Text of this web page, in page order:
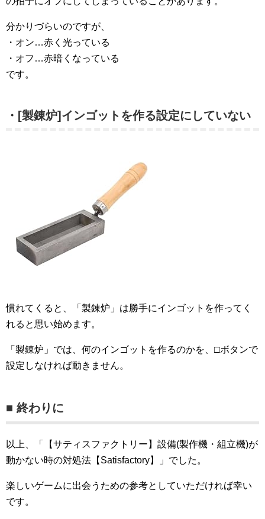
分かりづらいのですが、
・オン…赤く光っている
・オフ…赤暗くなっている
です。
・[製錬炉]インゴットを作る設定にしていない
慣れてくると、「製錬炉」は勝手にインゴットを作ってく
れると思い始めます。
「製錬炉」では、何のインゴットを作るのかを、□ボタンで
設定しなければ動きません。
■ 終わりに
以上、「【サティスファクトリー】設備(製作機・組立機)が
動かない時の対処法【Satisfactory】」でした。
楽しいゲームに出会うための参考としていただければ幸い
です。